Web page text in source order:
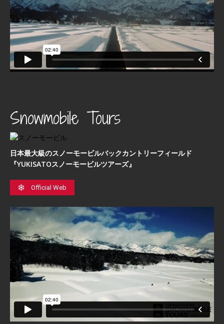
Snowmobile Tours
日本最⼤級のスノーモービルバックカントリーフィールド
『YUKISATOスノーモービルツアーズ』
Official Web